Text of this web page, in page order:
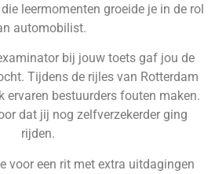
leermomenten groeide je in de rol
automobilist.
bij jouw toets gaf jou de
Tijdens de rijles van Rotterdam
ervaren bestuurders fouten maken.
dat jij nog zelfverzekerder ging
rijden.
voor een rit met extra uitdagingen